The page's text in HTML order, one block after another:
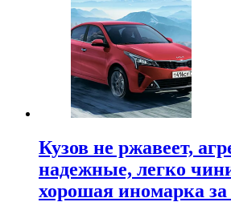
Кузов не ржавеет,
надежные, легко
хорошая иномарка за